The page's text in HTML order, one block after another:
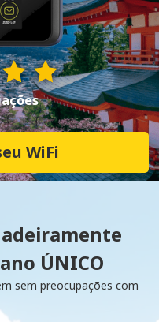
WiFi
ÚNICO
sem preocupações com